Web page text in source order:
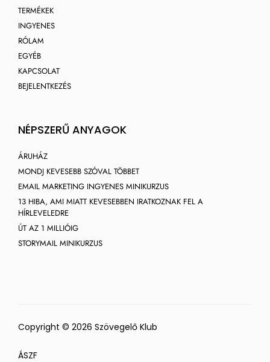
TERMÉKEK
INGYENES
RÓLAM
EGYÉB
KAPCSOLAT
BEJELENTKEZÉS
NÉPSZERŰ ANYAGOK
ÁRUHÁZ
MONDJ KEVESEBB SZÓVAL TÖBBET
EMAIL MARKETING INGYENES MINIKURZUS
13 HIBA, AMI MIATT KEVESEBBEN IRATKOZNAK FEL A
HÍRLEVELEDRE
ÚT AZ 1 MILLIÓIG
STORYMAIL MINIKURZUS
Copyright © 2026 Szövegelő Klub
ÁSZF